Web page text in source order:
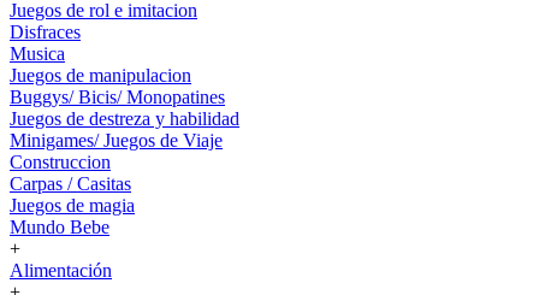
Juegos de rol e imitacion
Disfraces
Musica
Juegos de manipulacion
Buggys/ Bicis/ Monopatines
Juegos de destreza y habilidad
Minigames/ Juegos de Viaje
Construccion
Carpas / Casitas
Juegos de magia
Mundo Bebe
+
Alimentación